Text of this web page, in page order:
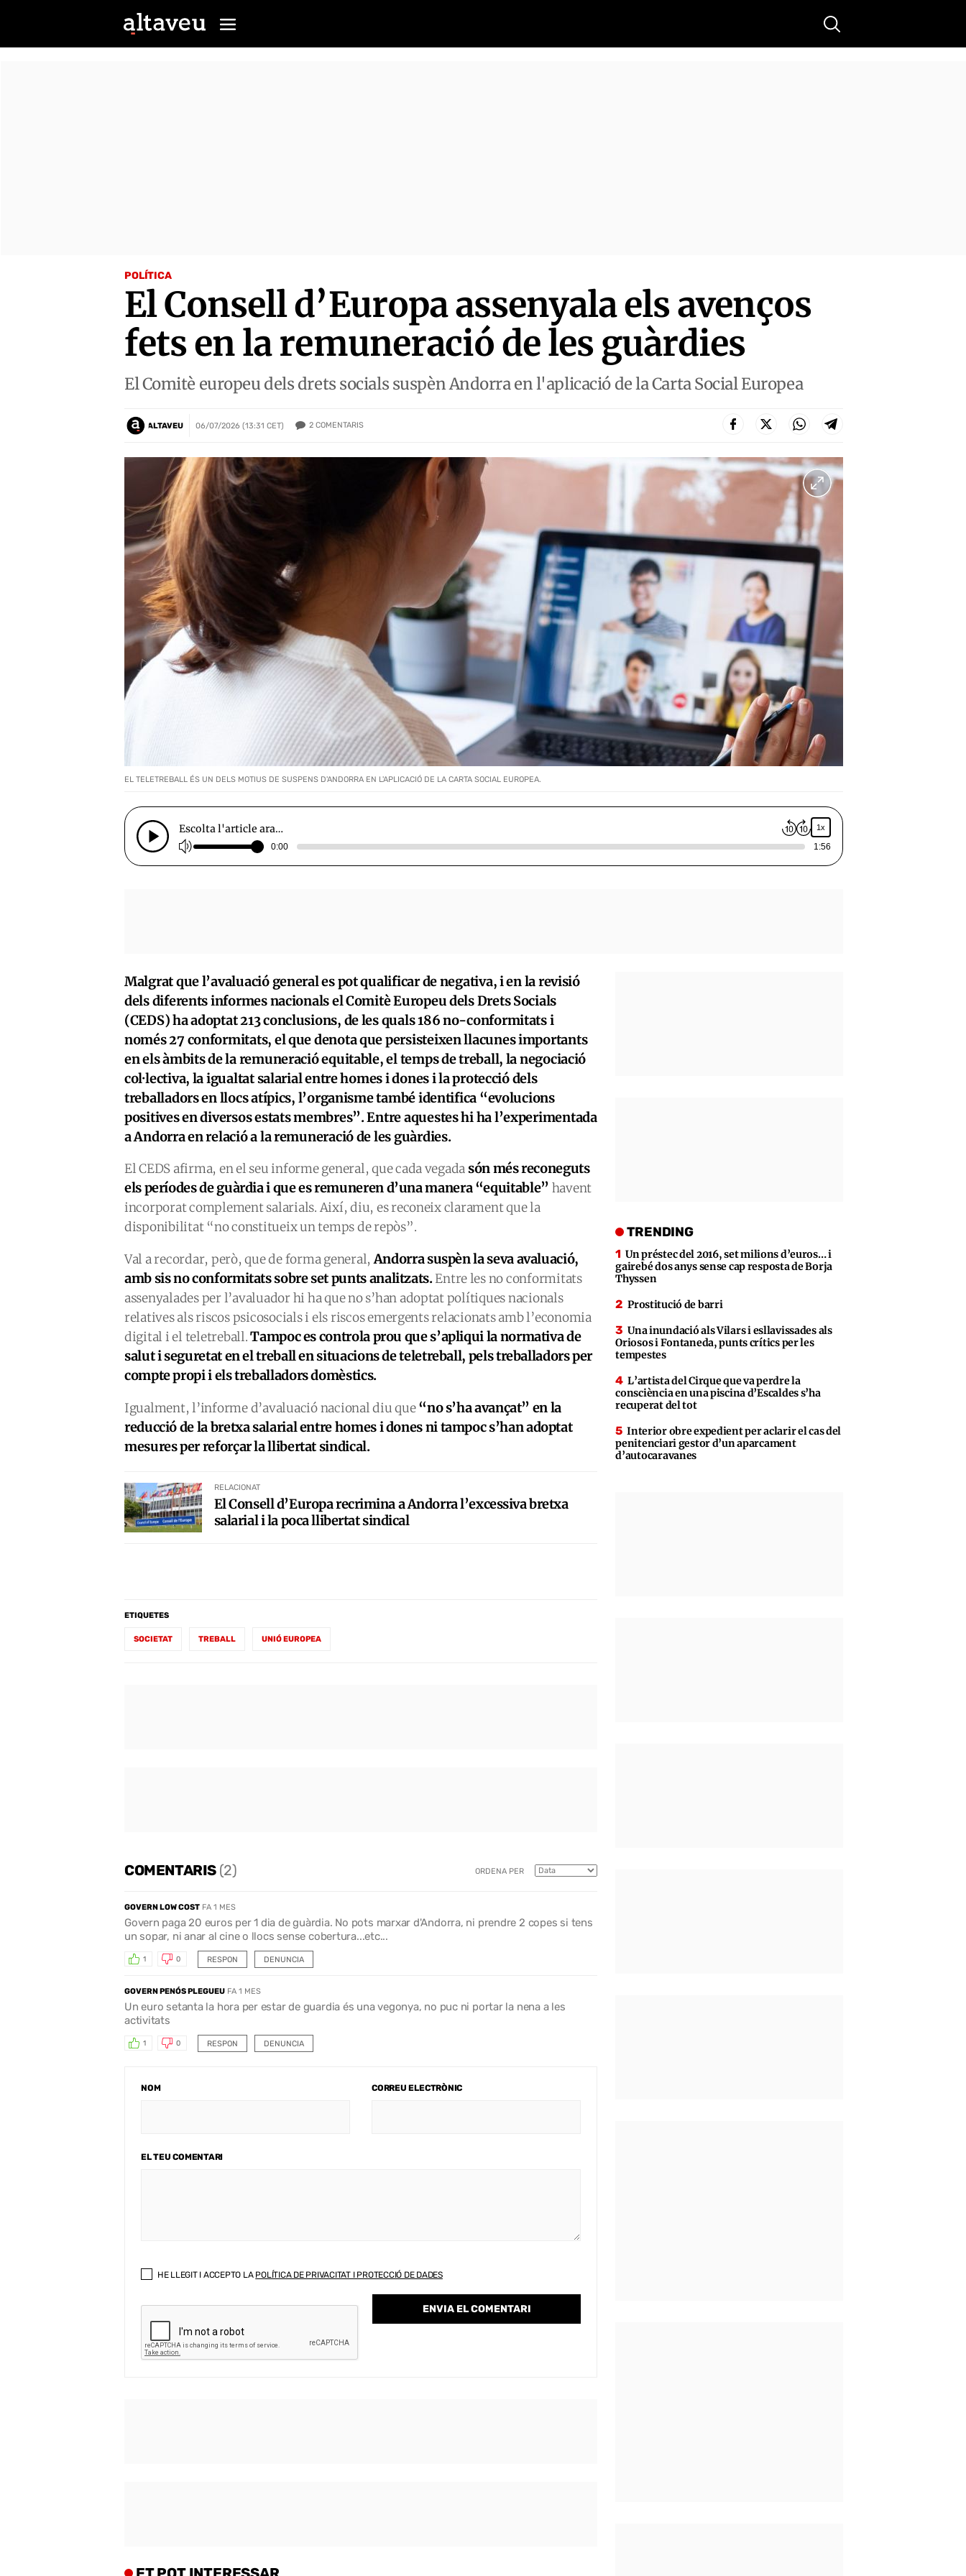
Buscar
POLÍTICA
El Consell d’Europa assenyala els avenços
fets en la remuneració de les guàrdies
El Comitè europeu dels drets socials suspèn Andorra en l'aplicació de la Carta Social Europea
ALTAVEU 06/07/2026 (13:31 CET) 2 COMENTARIS
EL TELETREBALL ÉS UN DELS MOTIUS DE SUSPENS D'ANDORRA EN L'APLICACIÓ DE LA CARTA SOCIAL EUROPEA.
Escolta l'article ara… 1x
0:00 1:56
Malgrat que l’avaluació general es pot qualificar de negativa, i en la revisió
dels diferents informes nacionals el Comitè Europeu dels Drets Socials
(CEDS) ha adoptat 213 conclusions, de les quals 186 no-conformitats i
només 27 conformitats, el que denota que persisteixen llacunes importants
en els àmbits de la remuneració equitable, el temps de treball, la negociació
col·lectiva, la igualtat salarial entre homes i dones i la protecció dels
treballadors en llocs atípics, l’organisme també identifica “evolucions
positives en diversos estats membres”. Entre aquestes hi ha l’experimentada
a Andorra en relació a la remuneració de les guàrdies.
El CEDS afirma, en el seu informe general, que cada vegadasón més reconeguts
els períodes de guàrdia i que es remuneren d’una manera “equitable” havent
incorporat complement salarials. Així, diu, es reconeix clarament que la
disponibilitat “no constitueix un temps de repòs”.
Val a recordar, però, que de forma general,Andorra suspèn la seva avaluació,
amb sis no conformitats sobre set punts analitzats.Entre les no conformitats
assenyalades per l’avaluador hi ha que no s’han adoptat polítiques nacionals
relatives als riscos psicosocials i els riscos emergents relacionats amb l’economia
digital i el teletreball.Tampoc es controla prou que s’apliqui la normativa de
salut i seguretat en el treball en situacions de teletreball, pels treballadors per
compte propi i els treballadors domèstics.
Igualment, l’informe d’avaluació nacional diu que“no s’ha avançat” en la
reducció de la bretxa salarial entre homes i dones ni tampoc s’han adoptat
mesures per reforçar la llibertat sindical.
RELACIONAT
El Consell d’Europa recrimina a Andorra l’excessiva bretxa
salarial i la poca llibertat sindical
ETIQUETES
SOCIETAT TREBALL UNIÓ EUROPEA
COMENTARIS (2) ORDENA PER
GOVERN LOW COST FA 1 MES
Govern paga 20 euros per 1 dia de guàrdia. No pots marxar d'Andorra, ni prendre 2 copes si tens
un sopar, ni anar al cine o llocs sense cobertura...etc...
RESPON
1 0 DENUNCIA
GOVERN PENÓS PLEGUEU FA 1 MES
Un euro setanta la hora per estar de guardia és una vegonya, no puc ni portar la nena a les
activitats
RESPON
1 0 DENUNCIA
NOM CORREU ELECTRÒNIC
EL TEU COMENTARI
HE LLEGIT I ACCEPTO LA POLÍTICA DE PRIVACITAT I PROTECCIÓ DE DADES
TRENDING
Un préstec del 2016, set milions d’euros… i
gairebé dos anys sense cap resposta de Borja
Thyssen
Prostitució de barri
Una inundació als Vilars i esllavissades als
Oriosos i Fontaneda, punts crítics per les
tempestes
L’artista del Cirque que va perdre la
consciència en una piscina d’Escaldes s’ha
recuperat del tot
Interior obre expedient per aclarir el cas del
penitenciari gestor d’un aparcament
d’autocaravanes